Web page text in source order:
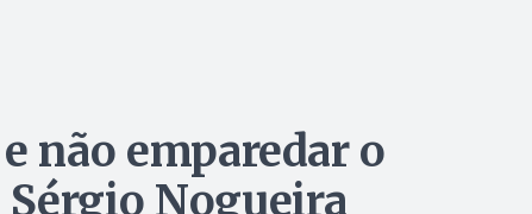
não emparedar o
Nogueira